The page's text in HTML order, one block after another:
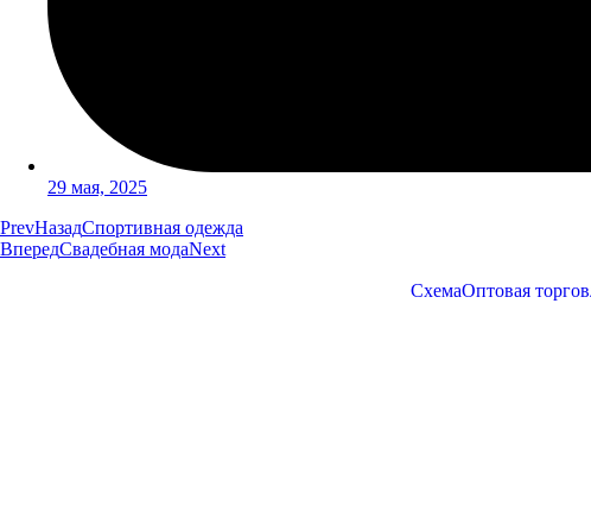
29 мая, 2025
PrevНазадСпортивная одежда
ВпередСвадебная модаNext
СхемаОптовая